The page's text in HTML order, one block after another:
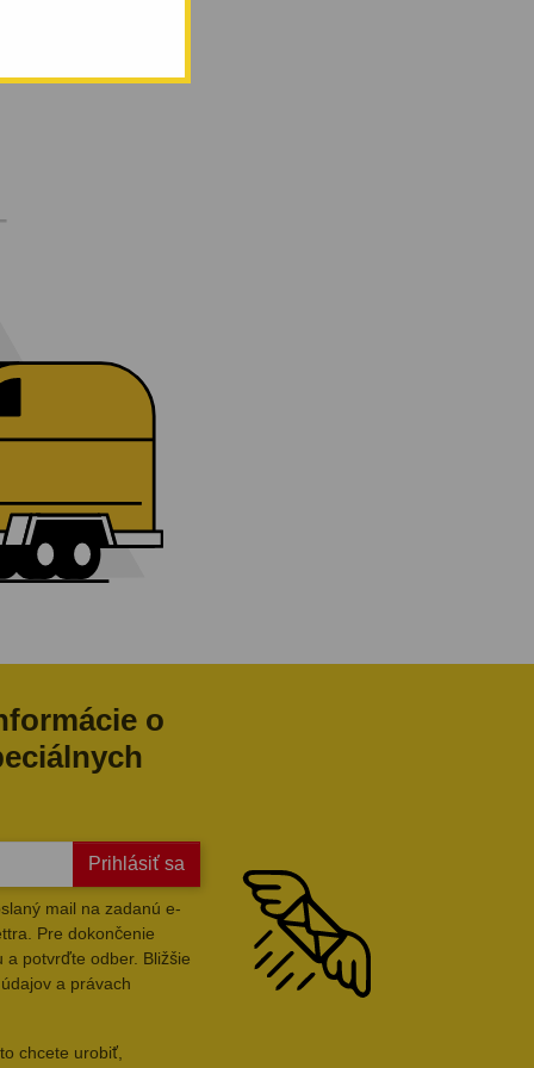
o
Prihlásiť sa
mail na zadanú e-
Pre dokončenie
a potvrďte odber. Bližšie
a právach
chcete urobiť,